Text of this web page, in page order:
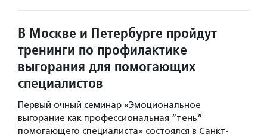
В Москве и Петербурге пройдут
тренинги по профилактике
выгорания для помогающих
специалистов
Первый очный семинар «Эмоциональное
выгорание как профессиональная “тень“
помогающего специалиста» состоялся в Санкт-